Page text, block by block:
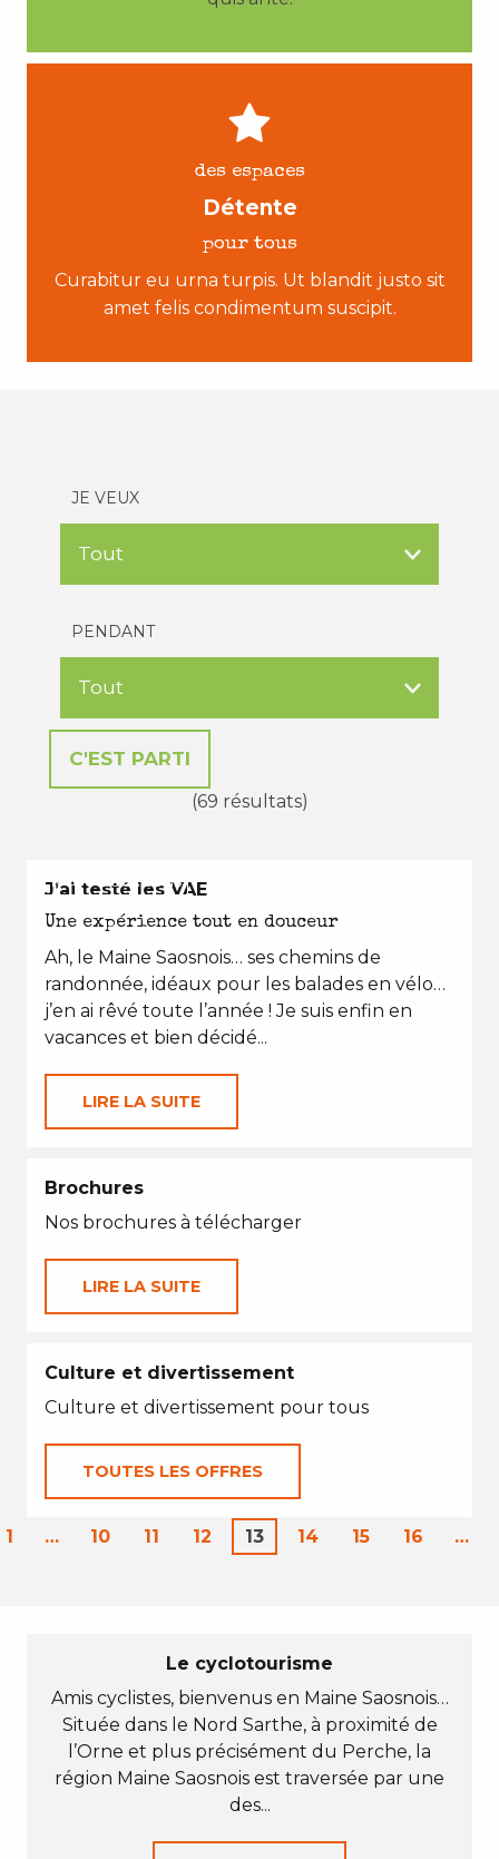
des espaces
Détente
pour tous
Curabitur eu urna turpis. Ut blandit justo sit
amet felis condimentum suscipit.
JE VEUX
PENDANT
(69 résultats)
EN TOUTES SAISONS
J’ai testé les VAE
Une expérience tout en douceur
Ah, le Maine Saosnois… ses chemins de
randonnée, idéaux pour les balades en vélo…
j’en ai rêvé toute l’année ! Je suis enfin en
vacances et bien décidé...
LIRE LA SUITE
Brochures
Nos brochures à télécharger
LIRE LA SUITE
Culture et divertissement
Culture et divertissement pour tous
TOUTES LES OFFRES
1 … 10 11 12 13 14 15 16 …
Le cyclotourisme
Amis cyclistes, bienvenus en Maine Saosnois…
Située dans le Nord Sarthe, à proximité de
l’Orne et plus précisément du Perche, la
région Maine Saosnois est traversée par une
des...